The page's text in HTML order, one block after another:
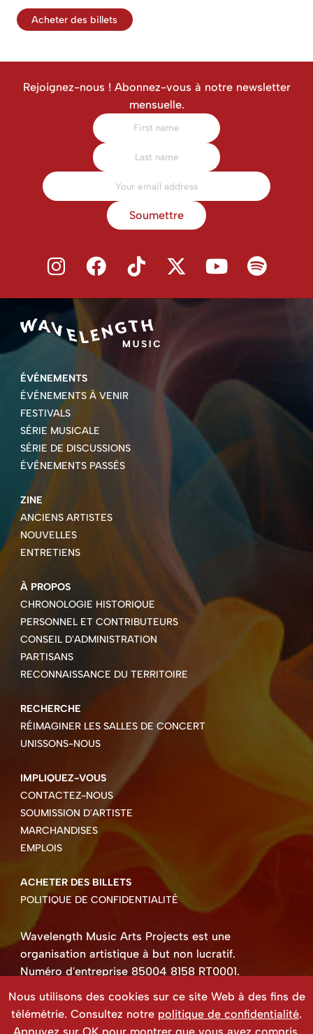
Acheter des billets
Rejoignez-nous ! Abonnez-vous à notre newsletter
mensuelle.
Soumettre
ÉVÉNEMENTS
ÉVÉNEMENTS À VENIR
FESTIVALS
SÉRIE MUSICALE
SÉRIE DE DISCUSSIONS
ÉVÉNEMENTS PASSÉS
ZINE
ANCIENS ARTISTES
NOUVELLES
ENTRETIENS
À PROPOS
CHRONOLOGIE HISTORIQUE
PERSONNEL ET CONTRIBUTEURS
CONSEIL D'ADMINISTRATION
PARTISANS
RECONNAISSANCE DU TERRITOIRE
RECHERCHE
RÉIMAGINER LES SALLES DE CONCERT
UNISSONS-NOUS
IMPLIQUEZ-VOUS
CONTACTEZ-NOUS
SOUMISSION D'ARTISTE
MARCHANDISES
EMPLOIS
ACHETER DES BILLETS
POLITIQUE DE CONFIDENTIALITÉ
Wavelength Music Arts Projects est une
organisation artistique à but non lucratif.
Numéro d'entreprise 85004 8158 RT0001.
Droits d'auteur ©2026 Wavelength Music Art
Projects
Site Web créé par Beehive Design.
Nous utilisons des cookies sur ce site Web à des fins de
télémétrie. Consultez notre politique de confidentialité.
Appuyez sur OK pour montrer que vous avez compris.